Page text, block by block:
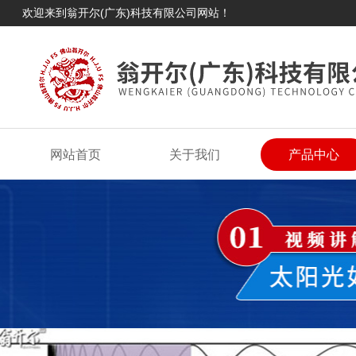
欢迎来到翁开尔(广东)科技有限公司网站！
网站首页 关于我们 产品中心